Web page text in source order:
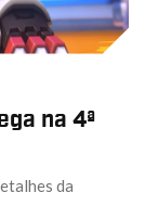
na 4ª
da